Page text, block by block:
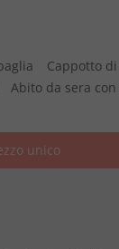
Cappotto
Abito da sera
unico